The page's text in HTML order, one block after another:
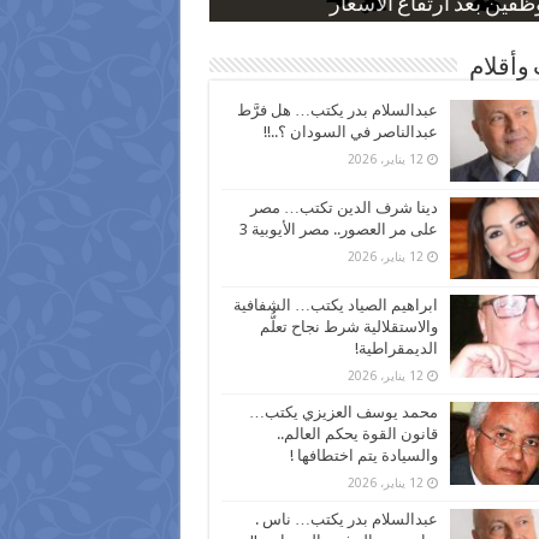
و أنواع الحشرات
بعد ارتفاع الأسعار
نسبة الطلاق في مصر
كاركاتيرية
كاركاتيرية
وأقلام
عبدالسلام بدر يكتب… هل فرَّط
عبدالناصر في السودان ؟..!!
12 يناير، 2026
دينا شرف الدين تكتب… مصر
على مر العصور.. مصر الأيوبية 3
12 يناير، 2026
ابراهيم الصياد يكتب… الشفافية
والاستقلالية شرط نجاح تعلُّم
الديمقراطية!
12 يناير، 2026
محمد يوسف العزيزي يكتب…
قانون القوة يحكم العالم..
والسيادة يتم اختطافها !
12 يناير، 2026
عبدالسلام بدر يكتب… ناس .